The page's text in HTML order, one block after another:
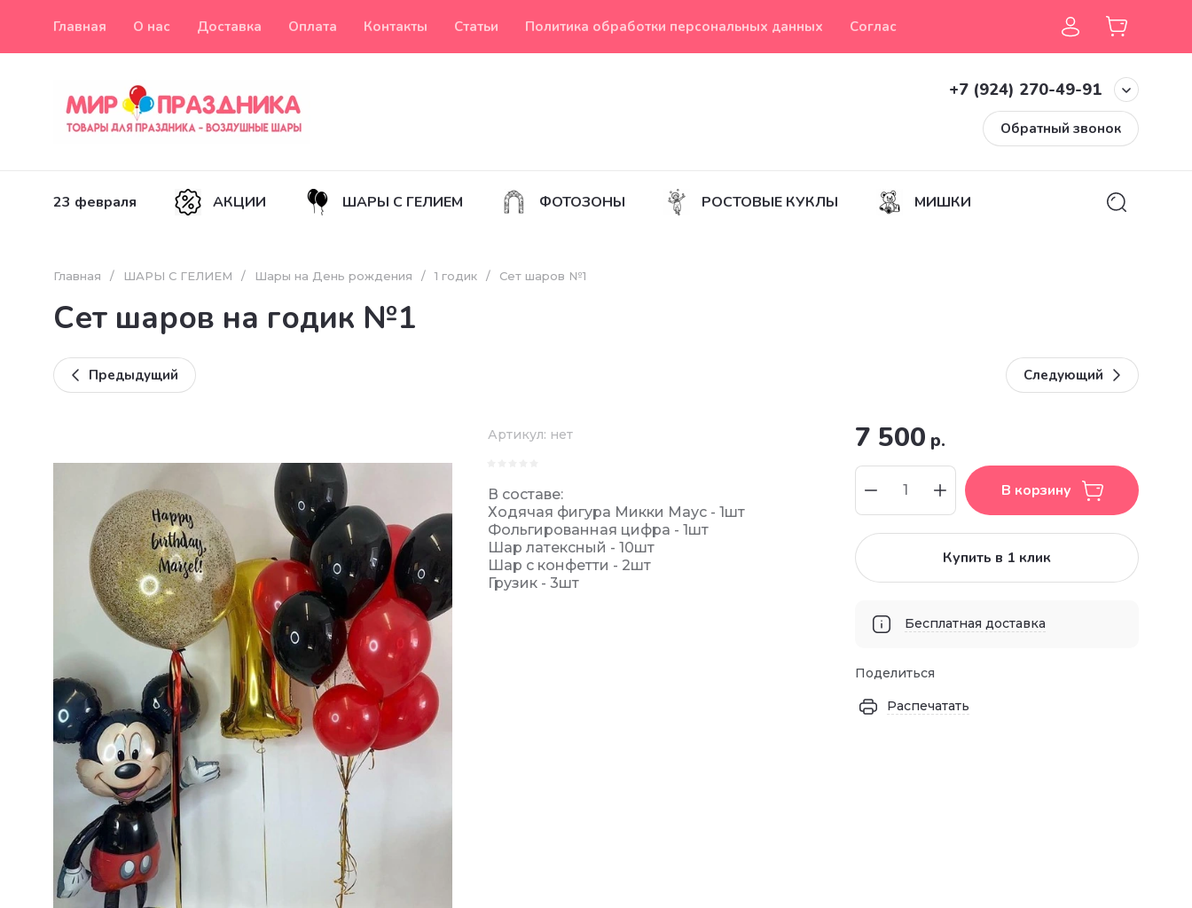
Главная О нас Доставка Оплата Контакты Статьи Политика обработки персональных данных Согласие на обработку персональных данных
+7 (924) 270-49-91
Обратный звонок
23 февраля АКЦИИ ШАРЫ С ГЕЛИЕМ ФОТОЗОНЫ РОСТОВЫЕ КУКЛЫ МИШКИ
Главная / ШАРЫ С ГЕЛИЕМ / Шары на День рождения / 1 годик / Сет шаров №1
Сет шаров на годик №1
Предыдущий Следующий
Артикул: нет
В составе:
Ходячая фигура Микки Маус - 1шт
Фольгированная цифра - 1шт
Шар латексный - 10шт
Шар с конфетти - 2шт
Грузик - 3шт
7 500 р.
В корзину
Купить в 1 клик
Бесплатная доставка
Поделиться
Распечатать